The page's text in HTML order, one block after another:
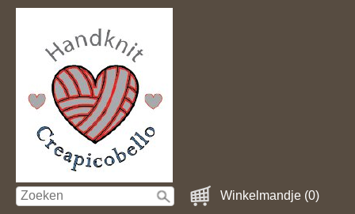
Winkelmandje (0)